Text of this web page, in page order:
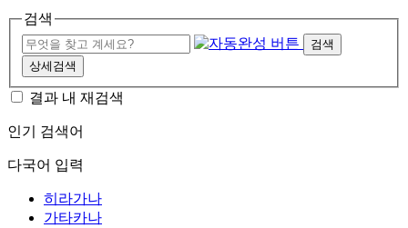
검색
검색
상세검색
결과 내 재검색
인기 검색어
다국어 입력
히라가나
가타카나